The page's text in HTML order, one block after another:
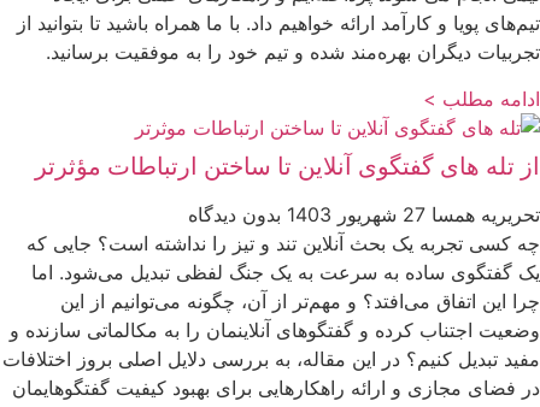
تیم‌های پویا و کارآمد ارائه خواهیم داد. با ما همراه باشید تا بتوانید از
تجربیات دیگران بهره‌مند شده و تیم خود را به موفقیت برسانید.
ادامه مطلب >
از تله های گفتگوی آنلاین تا ساختن ارتباطات مؤثرتر
تحریریه همسا 27 شهریور 1403
بدون دیدگاه
چه کسی تجربه یک بحث آنلاین تند و تیز را نداشته است؟ جایی که
یک گفتگوی ساده به سرعت به یک جنگ لفظی تبدیل می‌شود. اما
چرا این اتفاق می‌افتد؟ و مهم‌تر از آن، چگونه می‌توانیم از این
وضعیت اجتناب کرده و گفتگوهای آنلاینمان را به مکالماتی سازنده و
مفید تبدیل کنیم؟ در این مقاله، به بررسی دلایل اصلی بروز اختلافات
در فضای مجازی و ارائه راهکارهایی برای بهبود کیفیت گفتگوهایمان